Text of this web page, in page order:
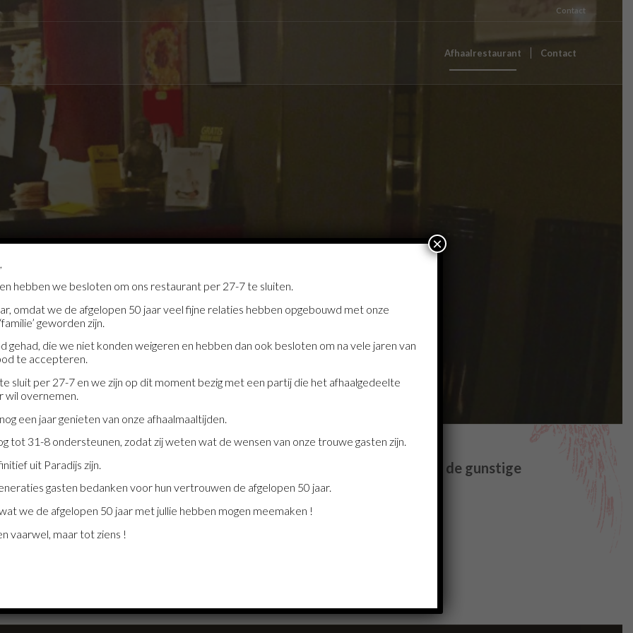
Contact
Afhaalrestaurant Contact
van Uden. Ze staan bekend om de constante kwaliteit en de gunstige
de snelste afhaalservice van de regio.
om het te downloaden.
hebben we besloten om ons restaurant per 27-7 te sluiten.
omdat we de afgelopen 50 jaar veel fijne relaties hebben opgebouwd met onze
geworden zijn.
gehad, die we niet konden weigeren en hebben dan ook besloten om na vele jaren van
te accepteren.
sluit per 27-7 en we zijn op dit moment bezig met een partij die het afhaalgedeelte
wil overnemen.
een jaar genieten van onze afhaalmaaltijden.
tot 31-8 ondersteunen, zodat zij weten wat de wensen van onze trouwe gasten zijn.
uit Paradijs zijn.
gasten bedanken voor hun vertrouwen de afgelopen 50 jaar.
we de afgelopen 50 jaar met jullie hebben mogen meemaken !
vaarwel, maar tot ziens !
×